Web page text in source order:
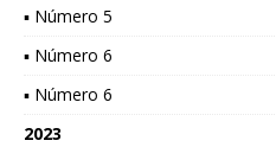
▪ Número 5
▪ Número 6
▪ Número 6
2023